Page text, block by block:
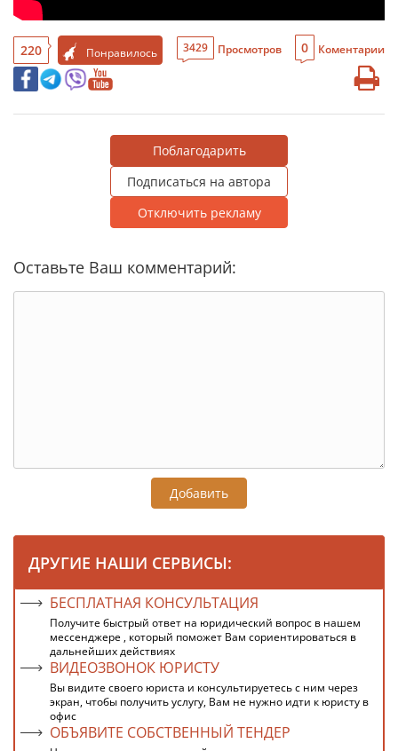
220 Понравилось 3429 Просмотров 0 Коментарии
Поблагодарить
Подписаться на автора
Отключить рекламу
Оставьте Ваш комментарий:
Добавить
ДРУГИЕ НАШИ СЕРВИСЫ:
БЕСПЛАТНАЯ КОНСУЛЬТАЦИЯ
Получите быстрый ответ на юридический вопрос в нашем
мессенджере , который поможет Вам сориентироваться в
дальнейших действиях
ВИДЕОЗВОНОК ЮРИСТУ
Вы видите своего юриста и консультируетесь с ним через
экран, чтобы получить услугу, Вам не нужно идти к юристу в
офис
ОБЪЯВИТЕ СОБСТВЕННЫЙ ТЕНДЕР